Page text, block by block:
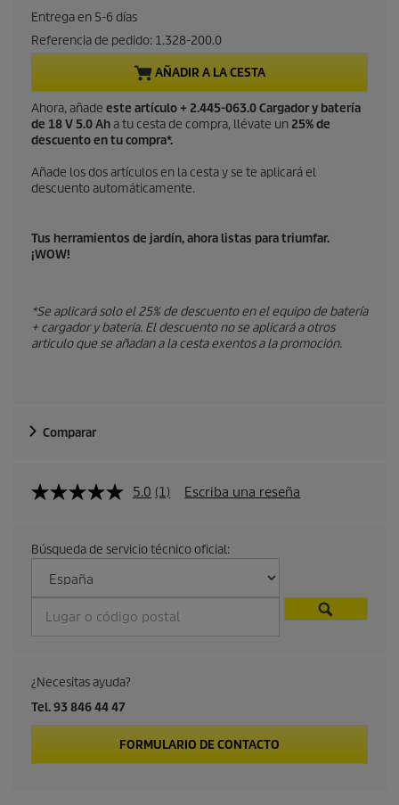
i
o
a
c
t
a
d
e
r
d
u
o
Entrega en 5-6 días
Referencia de pedido: 1.328-200.0
AÑADIR A LA CESTA
Ahora, añade este artículo + 2.445-063.0 Cargador y batería
de 18 V 5.0 Aha tu cesta de compra, llévate un 25% de
descuento en tu compra*.
Añade los dos artículos en la cesta y se te aplicará el
descuento automáticamente.
Tus herramientos de jardín, ahora listas para triumfar.
¡WOW!
*Se aplicará solo el 25% de descuento en el equipo de batería
+ cargador y batería. El descuento no se aplicará a otros
articulo que se añadan a la cesta exentos a la promoción.
Comparar
5.0 (1) Escriba una reseña
Búsqueda de servicio técnico oficial:
¿Necesitas ayuda?
Tel. 93 846 44 47
FORMULARIO DE CONTACTO